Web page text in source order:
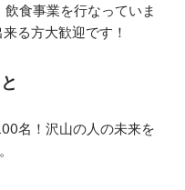
食事業を行なっていま
る方大歓迎です！
名！沢山の人の未来を